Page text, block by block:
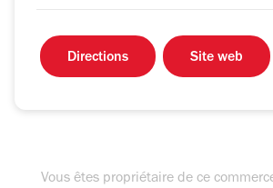
Directions Site web
Vous êtes propriétaire de ce